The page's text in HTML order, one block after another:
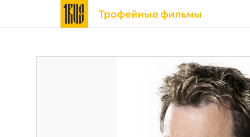
Трофейные фильмы